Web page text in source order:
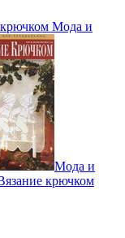
Мода и
Мода и
крючком